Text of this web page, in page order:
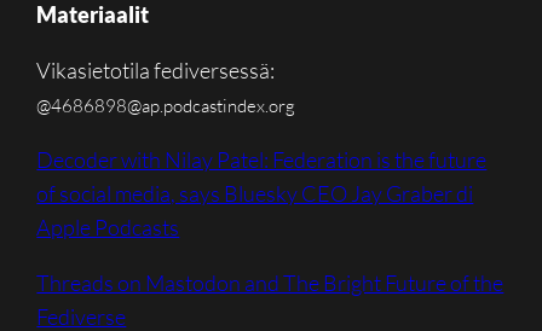
Materiaalit
Vikasietotila fediversessä:
@4686898@ap.podcastindex.org
‎Decoder with Nilay Patel: Federation is the future
of social media, says Bluesky CEO Jay Graber di
Apple Podcasts
Threads on Mastodon and The Bright Future of the
Fediverse